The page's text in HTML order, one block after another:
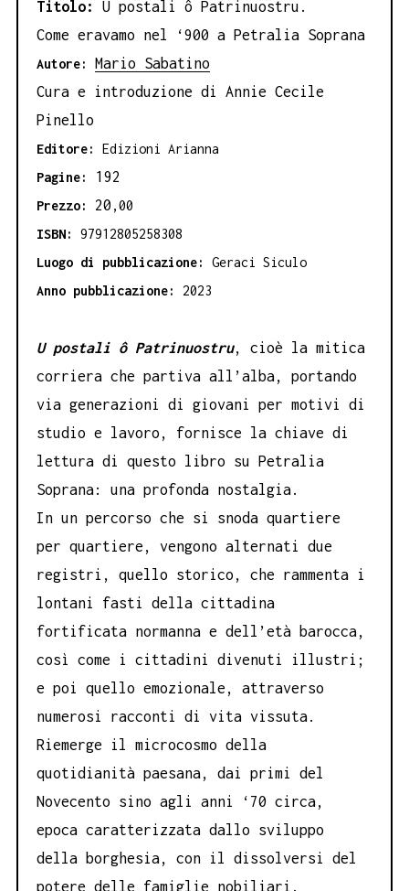
Petralia
Soprana
quantità
Titolo: U postali ô Patrinuostru.
Come eravamo nel ‘900 a Petralia Soprana
Autore: Mario Sabatino
Cura e introduzione di Annie Cecile
Pinello
Editore: Edizioni Arianna
Pagine:
192
Prezzo: 20 ,00
ISBN: 97912805258308
Luogo di pubblicazione: Geraci Siculo
Anno pubblicazione: 2023
U postali ô Patrinuostru, cioè la mitica
corriera che partiva all’alba, portando
via generazioni di giovani per motivi di
studio e lavoro, fornisce la chiave di
lettura di questo libro su Petralia
Soprana: una profonda nostalgia.
In un percorso che si snoda quartiere
per quartiere, vengono alternati due
registri, quello storico, che rammenta i
lontani fasti della cittadina
fortificata normanna e dell’età barocca,
così come i cittadini divenuti illustri;
e poi quello emozionale, attraverso
numerosi racconti di vita vissuta.
Riemerge il microcosmo della
quotidianità paesana, dai primi del
Novecento sino agli anni ‘70 circa,
epoca caratterizzata dallo sviluppo
della borghesia, con il dissolversi del
potere delle famiglie nobiliari.